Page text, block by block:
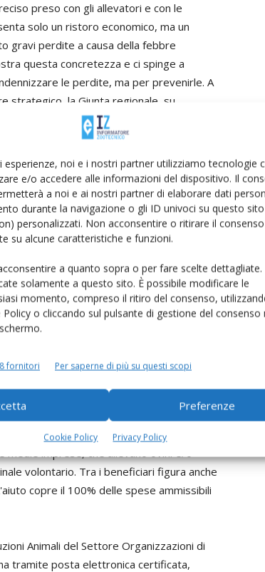
esperienze, noi e i nostri partner utilizziamo tecnologie
e/o accedere alle informazioni del dispositivo. Il
a noi e ai nostri partner di elaborare dati
durante la navigazione o gli ID univoci su questo
personalizzati. Non acconsentire o ritirare il
su alcune caratteristiche e funzioni.
a quanto sopra o per fare scelte dettagliate.
solamente a questo sito. È possibile modificare le
momento, compreso il ritiro del consenso,
o cliccando sul pulsante di gestione del consenso
fornitori Per saperne di più su questi scopi
Preferenze
Cookie Policy Privacy Policy
preso con gli allevatori e con le
solo un ristoro economico, ma un
gravi perdite a causa della febbre
questa concretezza e ci spinge a
le perdite, ma per prevenirle. A
strategico, la Giunta regionale, su
risorse per coprire i danni da Blue
regionale abruzzese) ,Giacomo
«Gli uffici hanno espletato tutti i
delle verifiche sulla
a erogare le risorse e, nel contempo,
anche per l'attuazione di altri pacchetti di
la vaccinazione
un bando da 150mila euro a
50mila euro nel 2027
degli ovini e sono rivolte alle imprese
medie imprese, che allevano ovini e/o
volontario. Tra i beneficiari figura anche
copre il 100% delle spese ammissibili
Animali del Settore Organizzazioni di
tramite posta elettronica certificata,